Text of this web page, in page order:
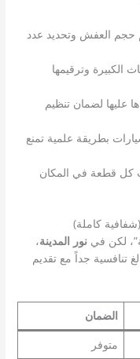
حجم العفش وتحديد عدد
الكبيرة وترقيمها
عليها لضمان تنظيم
بطريقة علمية تمنع
كل قطعة في المكان
كاملة)
لكن فينور المدينة،
تنافسية جداً مع تقديم
الضمان
متوفر